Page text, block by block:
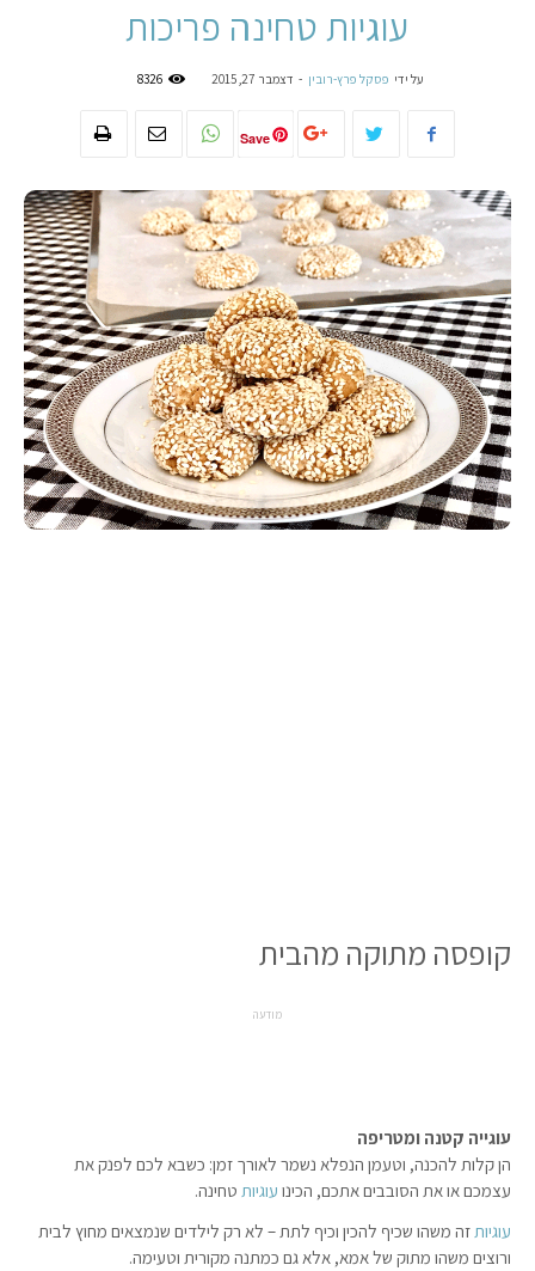
עוגיות טחינה פריכות
על ידי פסקל פרץ-רובין - דצמבר 27, 2015 8326
Save
קופסה מתוקה מהבית
מודעה
עוגייה קטנה ומטריפה
הן קלות להכנה, וטעמן הנפלא נשמר לאורך זמן: כשבא לכם לפנק את
עצמכם או את הסובבים אתכם, הכינו עוגיות טחינה.
עוגיותזה משהו שכיף להכין וכיף לתת – לא רק לילדים שנמצאים מחוץ לבית
ורוצים משהו מתוק של אמא, אלא גם כמתנה מקורית וטעימה.